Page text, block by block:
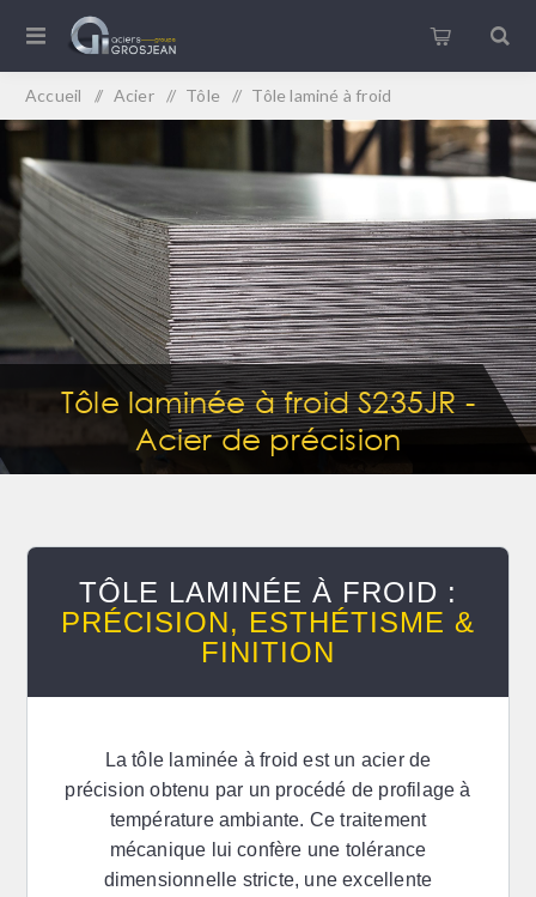
Accueil / Acier / Tôle / Tôle laminé à froid
Tôle laminée à froid S235JR -
Acier de précision
TÔLE LAMINÉE À FROID :
PRÉCISION, ESTHÉTISME &
FINITION
Latôle laminée à froid est un acier de
précision obtenu par un procédé de profilage à
température ambiante. Ce traitement
mécanique lui confère une tolérance
dimensionnelle stricte, une excellente